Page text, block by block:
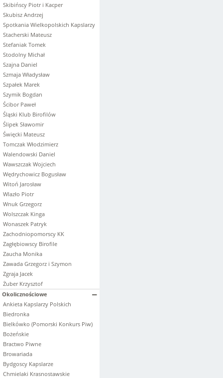
Skibińscy Piotr i Kacper
Skubisz Andrzej
Spotkania Wielkopolskich Kapslarzy
Stacherski Mateusz
Stefaniak Tomek
Stodolny Michał
Szajna Daniel
Szmaja Władysław
Szpałek Marek
Szymik Bogdan
Ścibor Paweł
Śląski Klub Birofilów
Ślipek Sławomir
Święcki Mateusz
Tomczak Włodzimierz
Walendowski Daniel
Wawszczak Wojciech
Wędrychowicz Bogusław
Witoń Jarosław
Wlazło Piotr
Wnuk Grzegorz
Wolszczak Kinga
Wonaszek Patryk
Zachodniopomorscy KK
Zagłębiowscy Birofile
Zaucha Monika
Zawada Grzegorz i Szymon
Zgraja Jacek
Żuber Krzysztof
Okolicznościowe
Ankieta Kapslarzy Polskich
Biedronka
Bielkówko (Pomorski Konkurs Piw)
Bożeńskie
Bractwo Piwne
Browariada
Bydgoscy Kapslarze
Chmielaki Krasnostawskie